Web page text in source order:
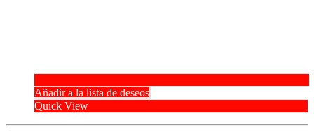
Añadir a la lista de deseos
Quick View